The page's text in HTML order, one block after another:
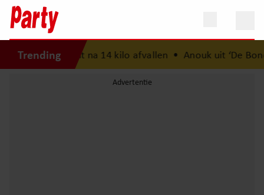
Trending
streefgewicht na 14 kilo afvallen•Anouk uit ‘De